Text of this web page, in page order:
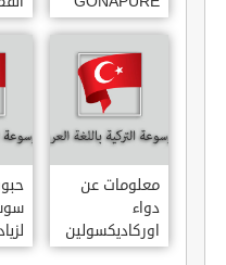
ودواعي
استخدامه
معلومات عن
دواء
اوركاديكسولين
ORCHADEXOLINE